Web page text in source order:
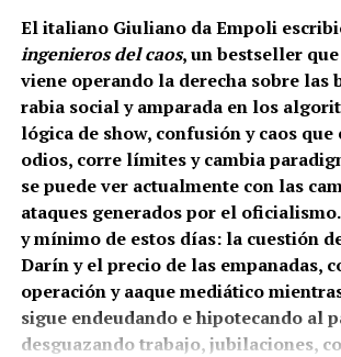
El italiano Giuliano da Empoli
ingenieros del caos, un bestseller
viene operando la derecha sobre las
rabia social y amparada en los
lógica de show, confusión y caos que
odios, corre límites y cambia
se puede ver actualmente con las
ataques generados por el
y mínimo de estos días: la cuestión
Darín y el precio de las empanadas,
operación y aaque mediático
sigue endeudando e hipotecando al
desguazando trabajo, jubilaciones,